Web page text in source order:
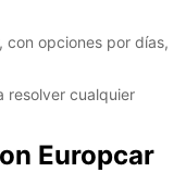
con opciones por días,
resolver cualquier
Europcar